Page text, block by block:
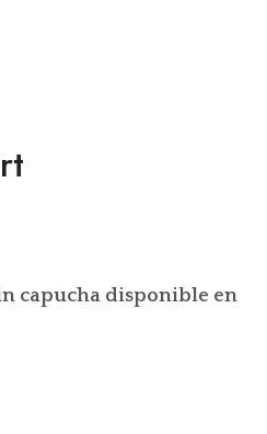
capucha disponible en